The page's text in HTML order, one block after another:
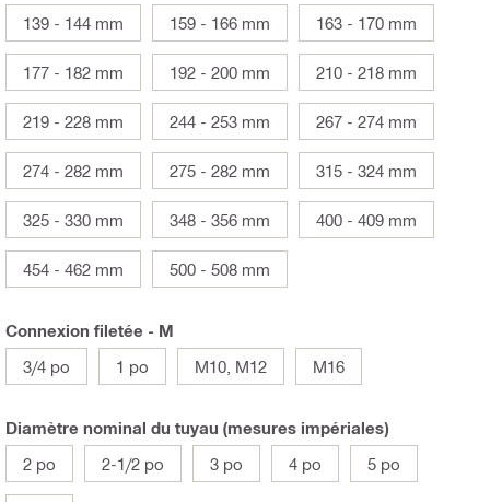
139 - 144 mm 159 - 166 mm 163 - 170 mm
177 - 182 mm 192 - 200 mm 210 - 218 mm
219 - 228 mm 244 - 253 mm 267 - 274 mm
274 - 282 mm 275 - 282 mm 315 - 324 mm
325 - 330 mm 348 - 356 mm 400 - 409 mm
454 - 462 mm 500 - 508 mm
Connexion filetée - M
3/4 po
1 po M10, M12 M16
Diamètre nominal du tuyau (mesures impériales)
2 po
2-1/2 po 3 po 4 po 5 po